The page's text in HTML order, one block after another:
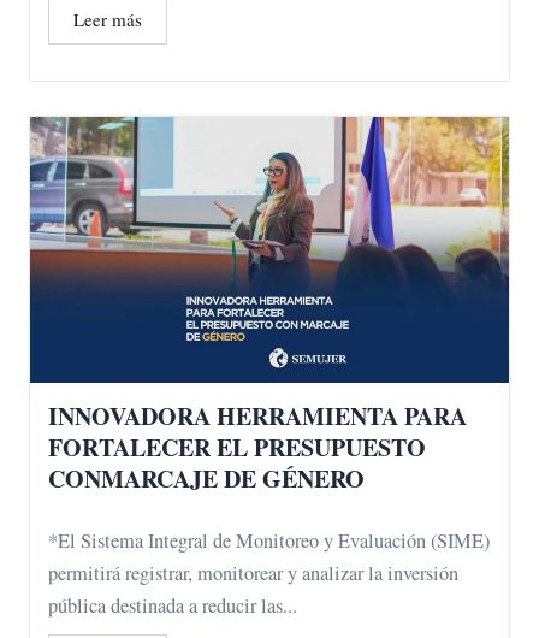
Leer más
INNOVADORA HERRAMIENTA PARA
FORTALECER EL PRESUPUESTO
CONMARCAJE DE GÉNERO
*El Sistema Integral de Monitoreo y Evaluación (SIME)
permitirá registrar, monitorear y analizar la inversión
pública destinada a reducir las...